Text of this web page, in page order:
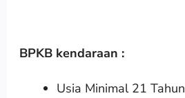
BPKB kendaraan :
Usia Minimal 21 Tahun